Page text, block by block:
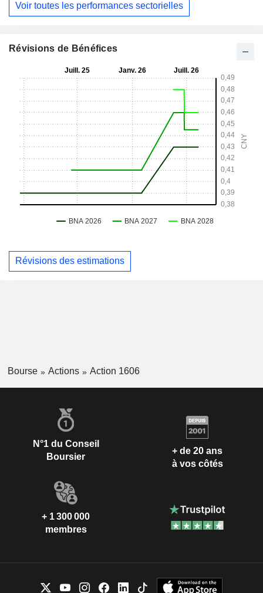
Voir toutes les performances sectorielles
Révisions de Bénéfices
Révisions des estimations
Bourse Actions Action 1606
N°1 du Conseil
Boursier
+ de 20 ans
à vos côtés
+ 1 300 000
membres